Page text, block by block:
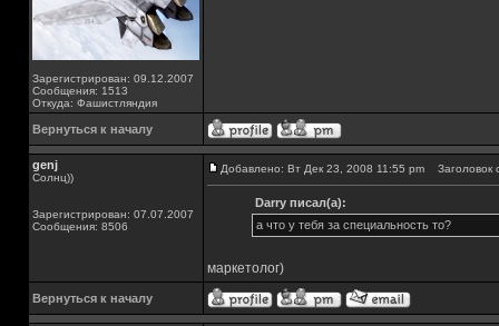
Зарегистрирован: 09.12.2007
Сообщения: 1513
Откуда: Фашистляндия
Вернуться к началу
genj
Солнц))
Зарегистрирован: 07.07.2007
Сообщения: 8506
Добавлено: Вт Дек 23, 2008 11:55 pm Заголовок
Darry писал(а):
а что у тебя за специальность то?
маркетолог)
Вернуться к началу